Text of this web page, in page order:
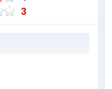
〜〜〜〜〜〜〜新
3